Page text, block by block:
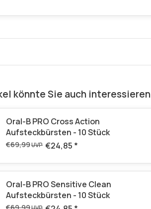
könnte Sie auch interessieren
Oral-B PRO Cross Action
Aufsteckbürsten - 10 Stück
€69,99UVP €24,85 *
Oral-B PRO Sensitive Clean
Aufsteckbürsten - 10 Stück